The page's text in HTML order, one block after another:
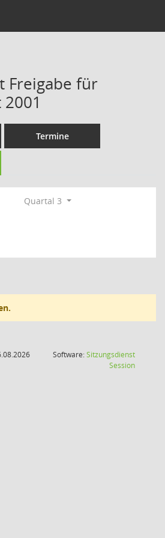
Freigabe für
Termine
Quartal 3
Software:Sitzungsdienst
Session(Wird in